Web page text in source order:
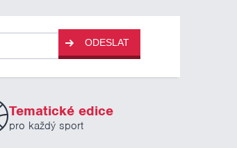
ODESLAT
Tematické edice
pro každý sport